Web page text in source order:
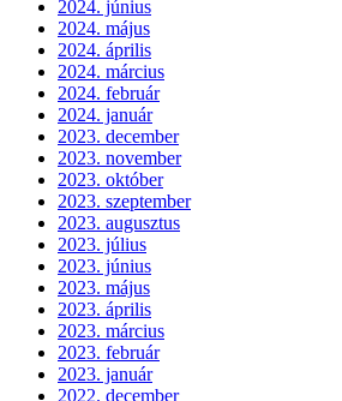
2024. június
2024. május
2024. április
2024. március
2024. február
2024. január
2023. december
2023. november
2023. október
2023. szeptember
2023. augusztus
2023. július
2023. június
2023. május
2023. április
2023. március
2023. február
2023. január
2022. december